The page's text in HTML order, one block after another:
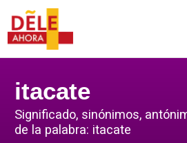
itacate
Significado, sinónimos,
de la palabra: itacate